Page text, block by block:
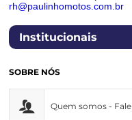
rh@paulinhomotos.com.br
Institucionais
SOBRE NÓS
Quem somos -